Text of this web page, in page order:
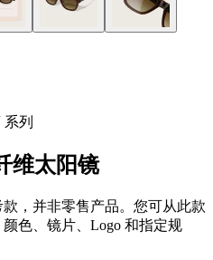
列
维太阳镜
，并非零售产品。您可从此款
色、镜片、Logo 和指定规